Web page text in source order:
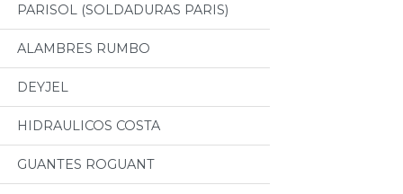
PARISOL (SOLDADURAS PARIS)
ALAMBRES RUMBO
DEYJEL
HIDRAULICOS COSTA
GUANTES ROGUANT